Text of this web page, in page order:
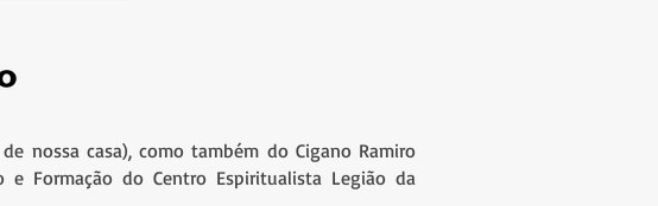
nossa casa), como também do Cigano Ramiro
Formação do Centro Espiritualista Legião da